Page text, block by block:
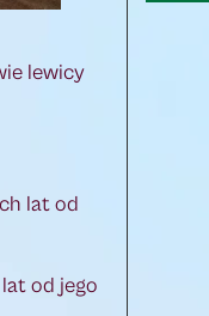
lewicy
lat od
od jego